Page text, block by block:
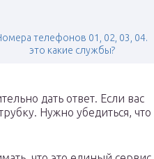
телефонов 01, 02, 03, 04.
это какие службы?
дать ответ. Если вас
Нужно убедиться, что